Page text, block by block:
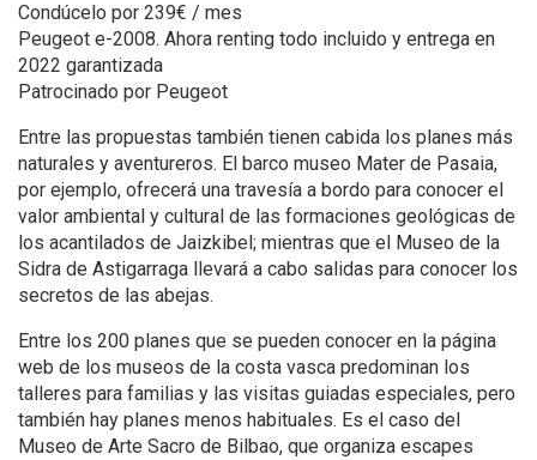
Condúcelo por 239€ / mes
Peugeot e-2008. Ahora renting todo incluido y entrega en
2022 garantizada
Patrocinado por Peugeot
Entre las propuestas también tienen cabida los planes más
naturales y aventureros. El barco museo Mater de Pasaia,
por ejemplo, ofrecerá una travesía a bordo para conocer el
valor ambiental y cultural de las formaciones geológicas de
los acantilados de Jaizkibel; mientras que el Museo de la
Sidra de Astigarraga llevará a cabo salidas para conocer los
secretos de las abejas.
Entre los 200 planes que se pueden conocer en la página
web de los museos de la costa vasca predominan los
talleres para familias y las visitas guiadas especiales, pero
también hay planes menos habituales. Es el caso del
Museo de Arte Sacro de Bilbao, que organiza escapes